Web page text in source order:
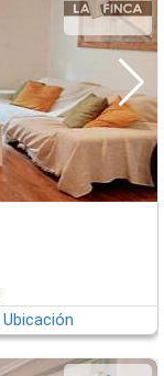
Ubicación